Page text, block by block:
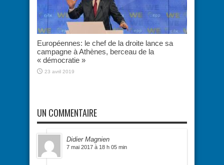
Européennes: le chef de la droite lance sa
campagne à Athènes, berceau de la
« démocratie »
23 avril 2019
UN COMMENTAIRE
Didier Magnien
7 mai 2017 à 18 h 05 min